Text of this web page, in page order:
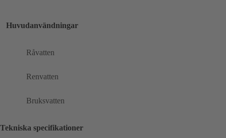
Huvudanvändningar
Råvatten
Renvatten
Bruksvatten
Tekniska specifikationer